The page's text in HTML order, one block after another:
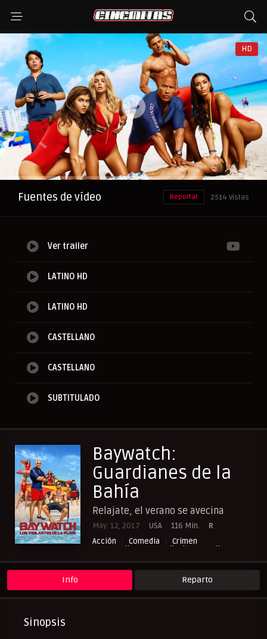
HD
Anuncio
Fuentes de vídeo 2514 Vistas
Reportar
Ver trailer
LATINO HD
LATINO HD
CASTELLANO
CASTELLANO
SUBTITULADO
Baywatch:
Guardianes de la
Bahía
Relajate, el verano se avecina
May. 12, 2017 USA 116 Min.
R
Acción
Comedia
Crimen
NewPelis org
Peliculas Castellano
Pelishouse
Pelismart
RepelisHD.TV
UltraPelisHD
Info Reparto
Sinopsis